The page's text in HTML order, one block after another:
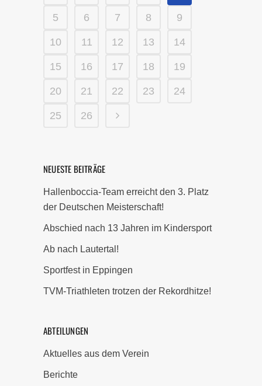
5 6 7 8 9
10 11 12 13 14
15 16 17 18 19
20 21 22 23 24
25 26
NEUESTE BEITRÄGE
Hallenboccia-Team erreicht den 3. Platz
der Deutschen Meisterschaft!
Abschied nach 13 Jahren im Kindersport
Ab nach Lautertal!
Sportfest in Eppingen
TVM-Triathleten trotzen der Rekordhitze!
ABTEILUNGEN
Aktuelles aus dem Verein
Berichte